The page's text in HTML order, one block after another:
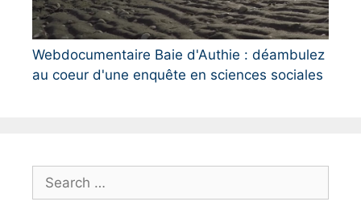
Webdocumentaire Baie d'Authie : déambulez
au coeur d'une enquête en sciences sociales
e